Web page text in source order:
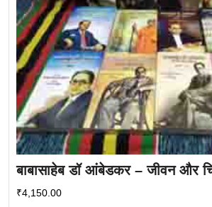
बाबासाहेब डॉ आंबेडकर – जीवन और
₹4,150.00